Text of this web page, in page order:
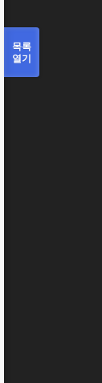
목록
열기